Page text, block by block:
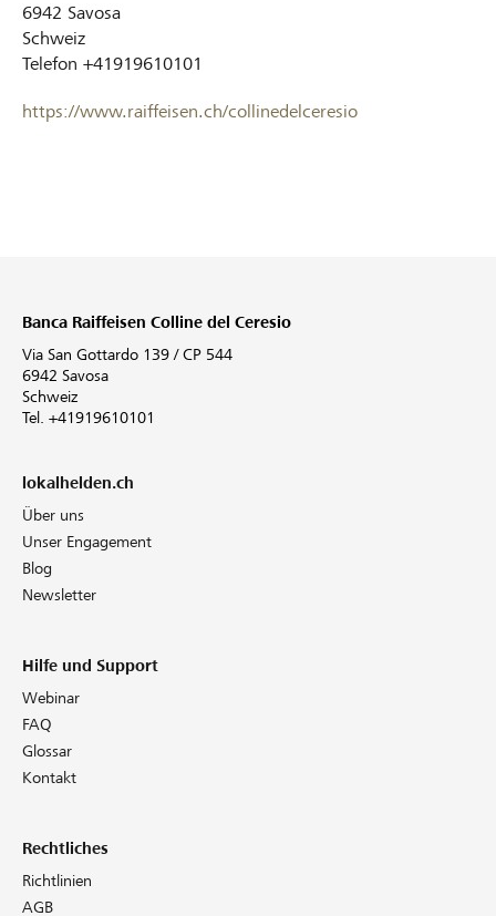
6942 Savosa
Schweiz
Telefon +41919610101
https://www.raiffeisen.ch/collinedelceresio
Banca Raiffeisen Colline del Ceresio
Via San Gottardo 139 / CP 544
6942 Savosa
Schweiz
Tel. +41919610101
lokalhelden.ch
Über uns
Unser Engagement
Blog
Newsletter
Hilfe und Support
Webinar
FAQ
Glossar
Kontakt
Rechtliches
Richtlinien
AGB